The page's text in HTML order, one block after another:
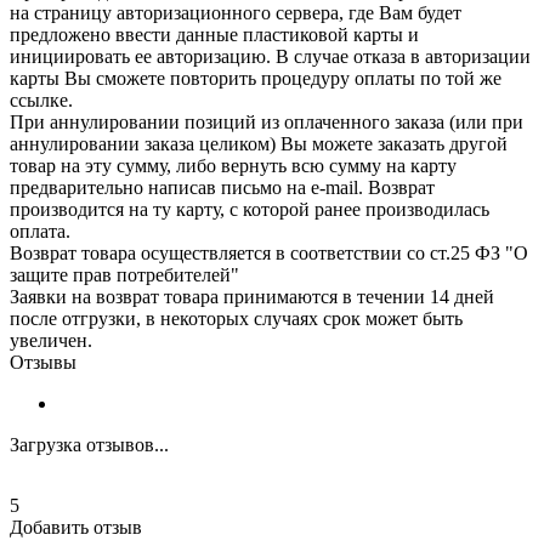
на страницу авторизационного сервера, где Вам будет
предложено ввести данные пластиковой карты и
инициировать ее авторизацию. В случае отказа в авторизации
карты Вы сможете повторить процедуру оплаты по той же
ссылке.
При аннулировании позиций из оплаченного заказа (или при
аннулировании заказа целиком) Вы можете заказать другой
товар на эту сумму, либо вернуть всю сумму на карту
предварительно написав письмо на e-mail. Возврат
производится на ту карту, с которой ранее производилась
оплата.
Возврат товара осуществляется в соответствии со ст.25 ФЗ "О
защите прав потребителей"
Заявки на возврат товара принимаются в течении 14 дней
после отгрузки, в некоторых случаях срок может быть
увеличен.
Отзывы
Загрузка отзывов...
5
Добавить отзыв